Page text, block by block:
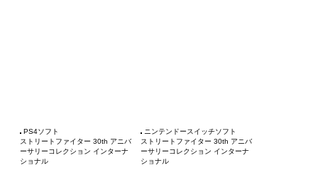
PS4ソフト
ストリートファイター 30th アニバ
ーサリーコレクション インターナ
ショナル
ニンテンドースイッチソフト
ストリートファイター 30th アニバ
ーサリーコレクション インターナ
ショナル